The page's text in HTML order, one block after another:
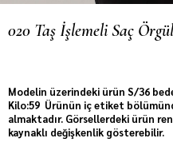
020 Taş İşlemeli Saç
Modelin üzerindeki ürün S/36
Kilo:59 Ürünün iç etiket
almaktadır. Görsellerdeki ürün
kaynaklı değişkenlik gösterebilir.